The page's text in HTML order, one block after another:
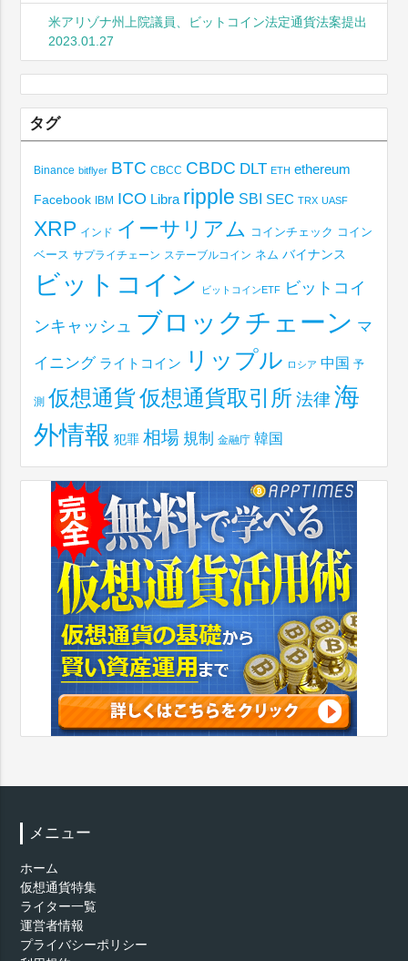
米アリゾナ州上院議員、ビットコイン法定通貨法案提出
2023.01.27
タグ
Binance bitflyer BTC CBCC CBDC DLT ETH ethereum
Facebook IBM ICO Libra ripple SBI SEC TRX UASF
XRP インド イーサリアム コインチェック コイン
ベース サプライチェーン ステーブルコイン ネム バイナンス
ビットコイン ビットコインETF ビットコイ
ンキャッシュ ブロックチェーン マ
イニング ライトコイン リップル ロシア 中国 予
測 仮想通貨仮想通貨取引所 法律 海
外情報 犯罪 相場 規制 金融庁 韓国
メニュー
ホーム
仮想通貨特集
ライター一覧
運営者情報
プライバシーポリシー